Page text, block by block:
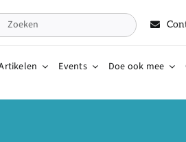
Events Doe ook mee